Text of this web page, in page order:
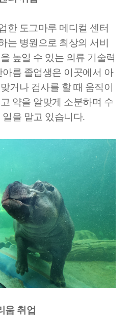
한 도그마루 메디컬 센터
는 병원으로 최상의 서비
높일 수 있는 의류 기술력
름 졸업생은 이곳에서 아
거나 검사를 할 때 움직이
약을 알맞게 소분하며 수
을 맡고 있습니다.
움 취업